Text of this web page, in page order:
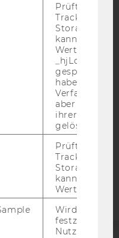
WEBSEITE
SOCIAL MEDIA
UND STUDIERENDE
Prüft, ob der
Tracking
Storage
kann. Wenn
Wert 1
haben keine
Verfallszeit,
aber fast
ihrer
gelöscht.
Prüft, ob der
Tracking
Storage
kann. Wenn
Wert von 1
Wird gesetzt,
festzustellen,
Nutzer in die